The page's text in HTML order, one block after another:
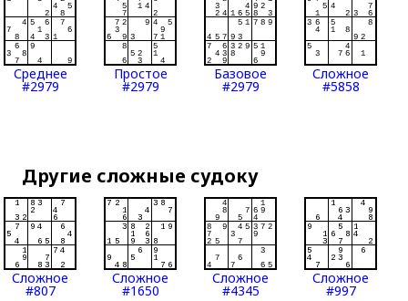
Среднее
#2979
Простое
#2979
Базовое
#2979
Сложное
#5858
Другие сложные судоку
Сложное
#807
Сложное
#1650
Сложное
#4345
Сложное
#997